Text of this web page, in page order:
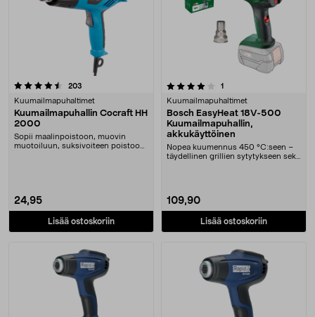
203
Kuumailmapuhaltimet
Kuumailmapuhallin Cocraft HH
2000
Sopii maalinpoistoon, muovin
muotoiluun, suksivoiteen poistoon
24,95
Lisää ostoskoriin
4.0 viidestä tähdestä 1
Kuumailmapuhaltimet
Bosch EasyHeat 18V-500
Kuumailmapuhallin,
akkukäyttöinen
Nopea kuumennus 450 °C:seen –
täydellinen grillien sytytykseen sekä
109,90
Lisää ostoskoriin